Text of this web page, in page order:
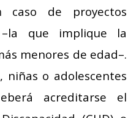
caso de proyectos
que implique la
menores de edad–.
niñas o adolescentes
acreditarse el